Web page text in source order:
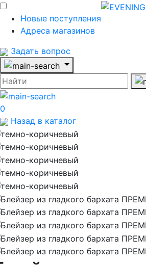
Новые поступления
Адреса магазинов
Задать вопрос
0
Назад в каталог